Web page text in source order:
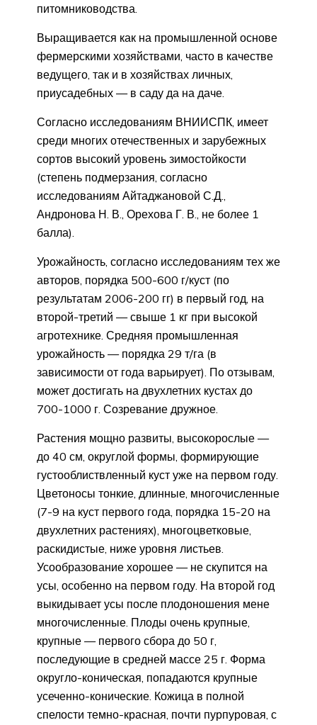
питомниководства.
Выращивается как на промышленной основе
фермерскими хозяйствами, часто в качестве
ведущего, так и в хозяйствах личных,
приусадебных — в саду да на даче.
Согласно исследованиям ВНИИСПК, имеет
среди многих отечественных и зарубежных
сортов высокий уровень зимостойкости
(степень подмерзания, согласно
исследованиям Айтаджановой С.Д.,
Андронова Н. В., Орехова Г. В., не более 1
балла).
Урожайность, согласно исследованиям тех же
авторов, порядка 500-600 г/куст (по
результатам 2006-200 гг) в первый год, на
второй-третий — свыше 1 кг при высокой
агротехнике. Средняя промышленная
урожайность — порядка 29 т/га (в
зависимости от года варьирует). По отзывам,
может достигать на двухлетних кустах до
700-1000 г. Созревание дружное.
Растения мощно развиты, высокорослые —
до 40 см, округлой формы, формирующие
густооблиствленный куст уже на первом году.
Цветоносы тонкие, длинные, многочисленные
(7-9 на куст первого года, порядка 15-20 на
двухлетних растениях), многоцветковые,
раскидистые, ниже уровня листьев.
Усообразование хорошее — не скупится на
усы, особенно на первом году. На второй год
выкидывает усы после плодоношения мене
многочисленные. Плоды очень крупные,
крупные — первого сбора до 50 г,
последующие в средней массе 25 г. Форма
округло-коническая, попадаются крупные
усеченно-конические. Кожица в полной
спелости темно-красная, почти пурпуровая, с